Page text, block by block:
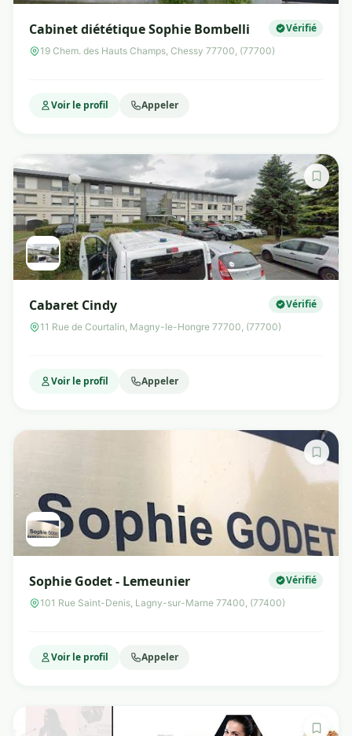
Cabinet diététique Sophie Bombelli Vérifié
19 Chem. des Hauts Champs, Chessy 77700, (77700)
Voir le profil Appeler
Cabaret Cindy Vérifié
11 Rue de Courtalin, Magny-le-Hongre 77700, (77700)
Voir le profil Appeler
Sophie Godet - Lemeunier Vérifié
101 Rue Saint-Denis, Lagny-sur-Marne 77400, (77400)
Voir le profil Appeler